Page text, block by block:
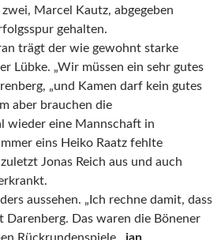
Marcel Kautz, abgegeben
gehalten.
trägt der wie gewohnt starke
Lübke. „Wir müssen ein sehr gutes
„und Kamen darf kein gutes
aber brauchen die
wieder eine Mannschaft in
eins Heiko Raatz fehlte
Jonas Reich aus und auch
aussehen. „Ich rechne damit, dass
Darenberg. Das waren die Bönener